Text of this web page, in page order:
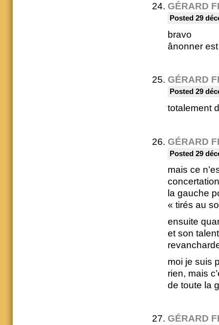
GÉRARD
Posted 29
bravo
ânonner
GÉRARD
Posted 29
totalement
GÉRARD
Posted 29
mais ce
la gauche
« tirés au
ensuite
et son
moi je suis
rien, mais
de toute la
GÉRARD